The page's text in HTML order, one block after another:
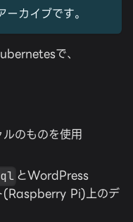
カイブです。
で、
のものを使用
とWordPress
(Raspberry Pi)上のデ